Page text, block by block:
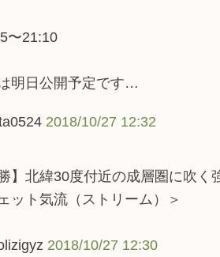
〜21:10
明日公開予定です…
2018/10/27 12:32
】北緯30度付近の成層圏に吹く
ット気流（ストリーム）＞
2018/10/27 12:30